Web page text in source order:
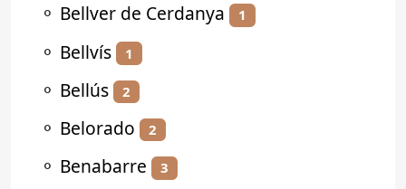
⚬ Bellver de Cerdanya 1
⚬ Bellvís 1
⚬ Bellús 2
⚬ Belorado 2
⚬ Benabarre 3